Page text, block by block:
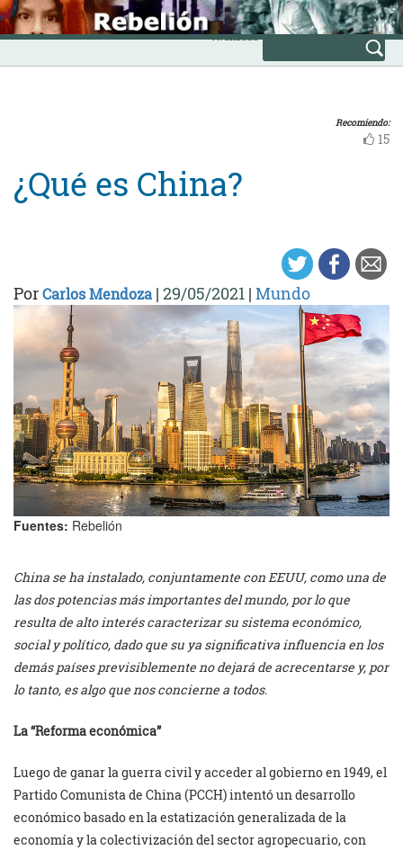
Skip
to
content
INICIO
Avanzada
Recomiendo:
15
¿Qué es China?
PorCarlos Mendoza | 29/05/2021 | Mundo
Fuentes: Rebelión
China se ha instalado, conjuntamente con EEUU, como una de
las dos potencias más importantes del mundo, por lo que
resulta de alto interés caracterizar su sistema económico,
social y político, dado que su ya significativa influencia en los
demás países previsiblemente no dejará de acrecentarse y, por
lo tanto, es algo que nos concierne a todos.
La “Reforma económica”
Luego de ganar la guerra civil y acceder al gobierno en 1949, el
Partido Comunista de China (PCCH) intentó un desarrollo
económico basado en la estatización generalizada de la
economía y la colectivización del sector agropecuario, con